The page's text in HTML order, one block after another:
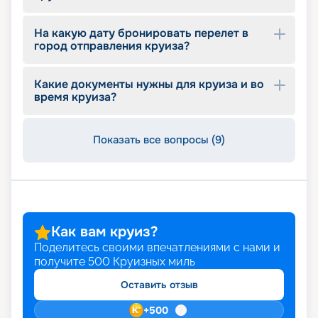
Лайнер Vision of the Seas совершает круизы
безупречным сервисом, но и посетить
живописные города во время путешествия. На
нашем сайте вы можете найти необходимую
расписание и обзор маршрутов, схему
размещения, план палуб, описание и фото кают,
подходящий тур, можно в режиме онлайн.
На какую дату бронировать перелет в
город отправления круиза?
Какие документы нужны для круиза и во
время круиза?
Показать все вопросы (9)
Как вам круиз?
Поделитесь своими впечатлениями с нами и
получите 500 Круизных миль
Оставить отзыв
+500